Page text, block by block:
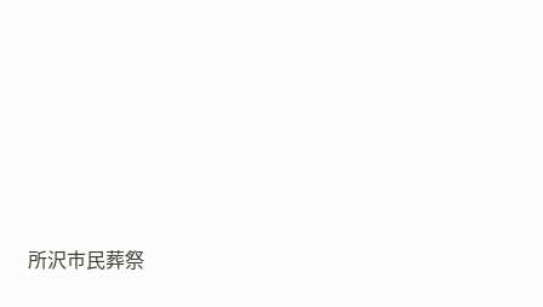
所沢市民葬祭